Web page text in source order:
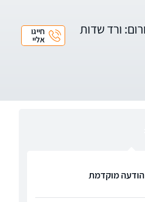
ורד שדות חייגו
אליי
הודעה מוקדמת